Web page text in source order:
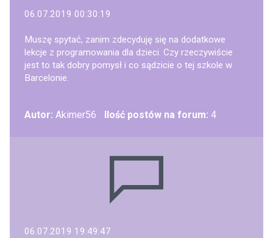
06.07.2019 00:30:19
Muszę spytać, zanim zdecyduję się na dodatkowe
lekcje z programowania dla dzieci. Czy rzeczywiście
jest to tak dobry pomysł i co sądzicie o tej szkole w
Barcelonie.
Autor: Akimer56 Ilość postów na forum: 4
06.07.2019 19:49:47